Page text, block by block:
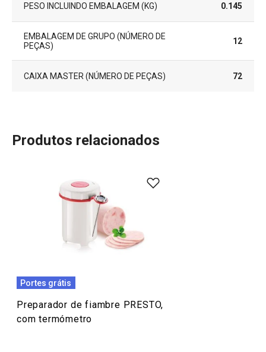
PESO INCLUINDO EMBALAGEM (KG) 0.145
EMBALAGEM DE GRUPO (NÚMERO DE
PEÇAS)
12
CAIXA MASTER (NÚMERO DE PEÇAS) 72
Produtos relacionados
Portes grátis
Preparador de fiambre PRESTO,
com termómetro